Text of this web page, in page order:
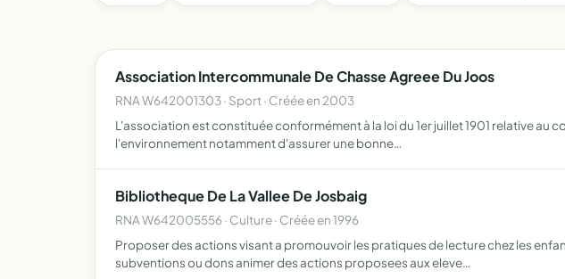
Association Intercommunale De Chasse Agreee Du Joos
RNA W642001303 · Sport · Créée en 2003
L'association est constituée conformément à la loi du 1er juillet 1901 relative
l'environnement notamment d'assurer une bonne…
Bibliotheque De La Vallee De Josbaig
RNA W642005556 · Culture · Créée en 1996
Proposer des actions visant a promouvoir les pratiques de lecture chez les
subventions ou dons animer des actions proposees aux eleve…